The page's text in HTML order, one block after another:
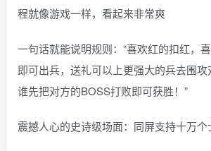
程就像游戏一样，看起来非常爽
一句话就能说明规则：“喜欢红的扣红，
即可出兵，送礼可以上更强大的兵去围
谁先把对方的BOSS打败即可获胜！”
震撼人心的史诗级场面：同屏支持十万